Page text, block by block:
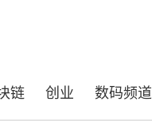
链 创业 数码频道